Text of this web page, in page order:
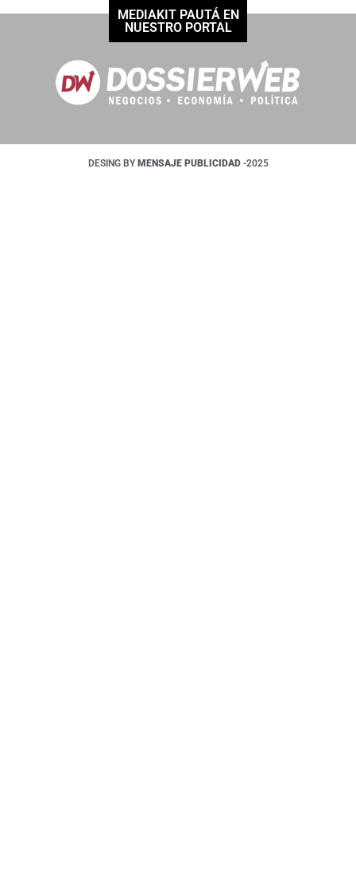
MEDIAKIT PAUTÁ EN
NUESTRO PORTAL
DESING BY MENSAJE PUBLICIDAD -2025